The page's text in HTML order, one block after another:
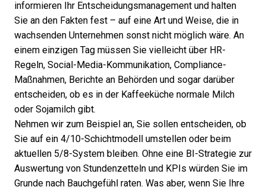
informieren Ihr Entscheidungsmanagement und halten
Sie an den Fakten fest – auf eine Art und Weise, die in
wachsenden Unternehmen sonst nicht möglich wäre. An
einem einzigen Tag müssen Sie vielleicht über HR-
Regeln, Social-Media-Kommunikation, Compliance-
Maßnahmen, Berichte an Behörden und sogar darüber
entscheiden, ob es in der Kaffeeküche normale Milch
oder Sojamilch gibt.
Nehmen wir zum Beispiel an, Sie sollen entscheiden, ob
Sie auf ein 4/10-Schichtmodell umstellen oder beim
aktuellen 5/8-System bleiben. Ohne eine BI-Strategie zur
Auswertung von Stundenzetteln und KPIs würden Sie im
Grunde nach Bauchgefühl raten. Was aber, wenn Sie Ihre